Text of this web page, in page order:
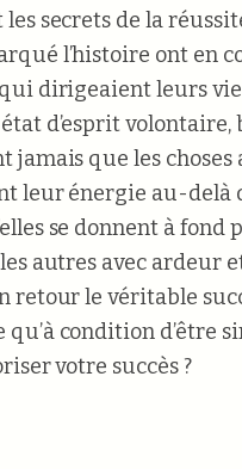
les secrets de la
l’histoire ont en
dirigeaient leurs
d’esprit volontaire,
jamais que les
leur énergie au-delà
se donnent à
autres avec ardeur
retour le véritable
condition d’être
votre succès ?